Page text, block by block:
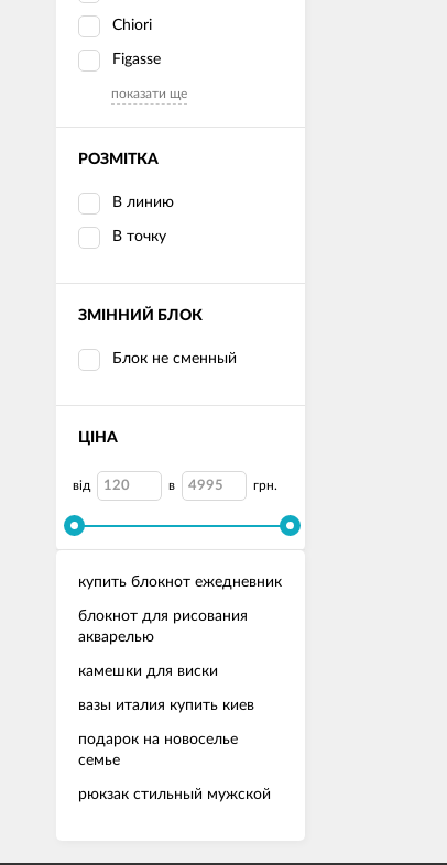
Chiori
Figasse
показати ще
РОЗМІТКА
В линию
В точку
ЗМІННИЙ БЛОК
Блок не сменный
ЦІНА
від в грн.
купить блокнот ежедневник
блокнот для рисования
акварелью
камешки для виски
вазы италия купить киев
подарок на новоселье
семье
рюкзак стильный мужской